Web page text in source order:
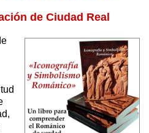
de Ciudad Real